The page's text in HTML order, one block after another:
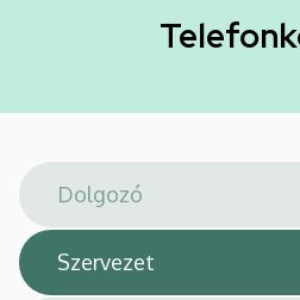
Általános
Arany
János
téri
feladatellátási
hely